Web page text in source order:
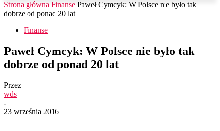
Strona główna Finanse Paweł Cymcyk: W Polsce nie było tak
dobrze od ponad 20 lat
Finanse
Paweł Cymcyk: W Polsce nie było tak
dobrze od ponad 20 lat
Przez
wds
-
23 września 2016